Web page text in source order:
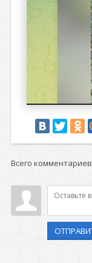
Всего комментариев